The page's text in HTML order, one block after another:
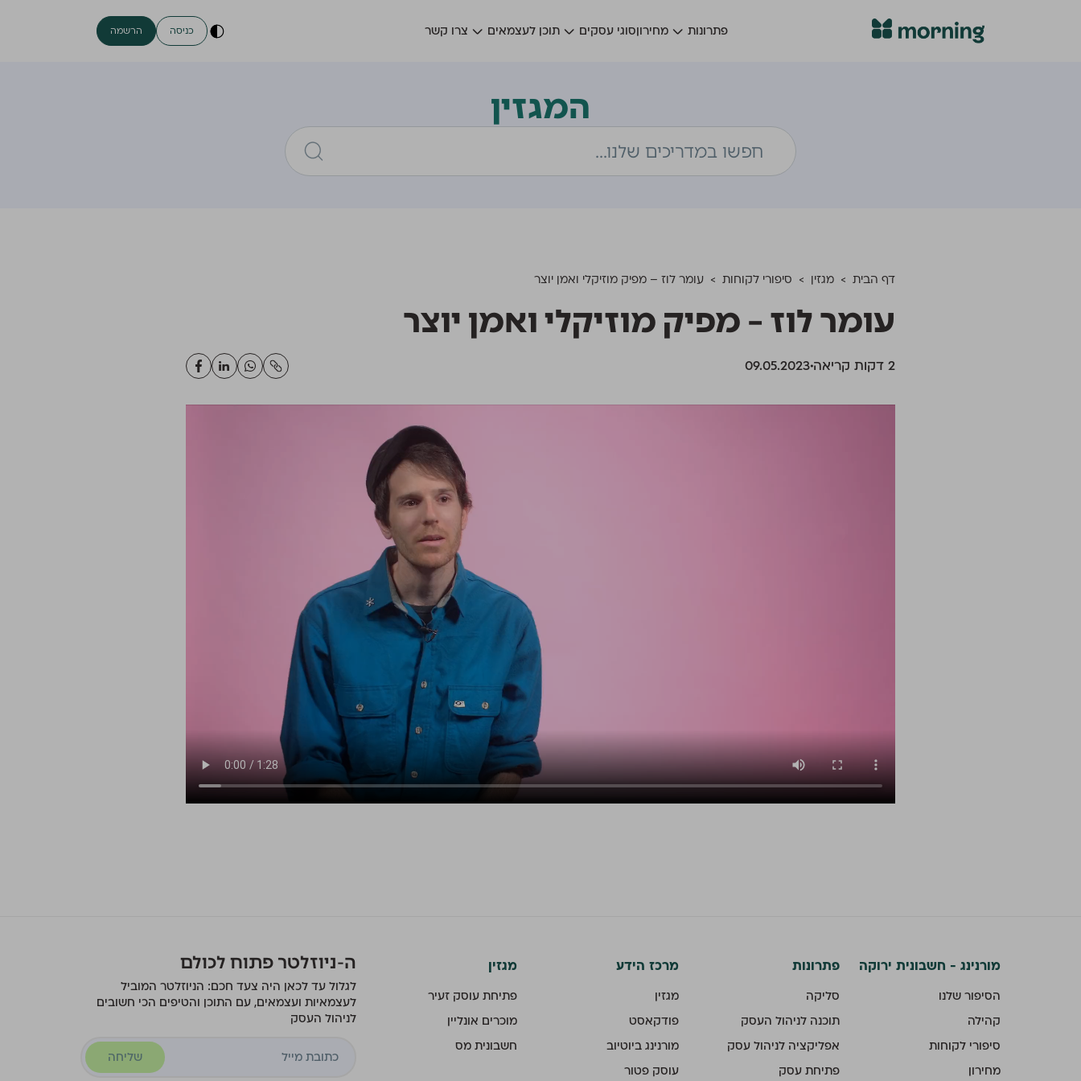
פתרונות מחירוןסוגי עסקים תוכן לעצמאים צרו קשר כניסה הרשמה
המגזין
דף הבית > מגזין > סיפורי לקוחות > עומר לוז – מפיק מוזיקלי ואמן יוצר
עומר לוז – מפיק מוזיקלי ואמן יוצר
‫2 דקות קריאה 09.05.2023
מורנינג - חשבונית ירוקה
הסיפור שלנו
קהילה
סיפורי לקוחות
מחירון
פתרונות
סליקה
תוכנה לניהול העסק
אפליקציה לניהול עסק
פתיחת עסק
מרכז הידע
מגזין
פודקאסט
מורנינג ביוטיוב
עוסק פטור
מגזין
פתיחת עוסק זעיר
מוכרים אונליין
חשבונית מס
ה-ניוזלטר פתוח לכולם
לגלול עד לכאן היה צעד חכם: הניוזלטר המוביל
לעצמאיות ועצמאים, עם התוכן והטיפים הכי חשובים
לניהול העסק
שליחה